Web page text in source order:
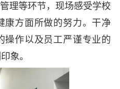
理等环节，现场感受学校
康方面所做的努力。干净
操作以及员工严谨专业的
象。